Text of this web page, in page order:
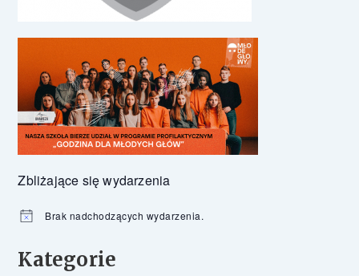
Zbliżające się wydarzenia
Powiadomienie
Brak nadchodzących wydarzenia.
Kategorie